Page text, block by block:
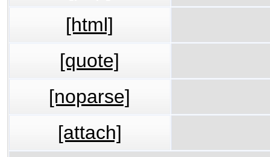
[html]
[quote]
[noparse]
[attach]